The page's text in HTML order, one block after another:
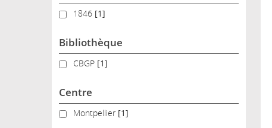
18461846 [1]
Bibliothèque
CBGPCBGP [1]
Centre
Montpellier
Montpellier [1]